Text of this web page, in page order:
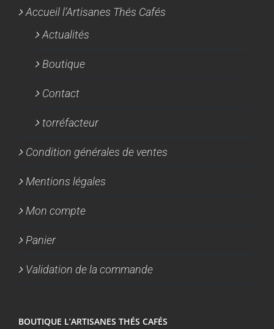
Accueil l’Artisanes Thés Cafés
Actualités
Boutique
Contact
torréfacteur
Condition générales de ventes
Mentions légales
Mon compte
Panier
Validation de la commande
BOUTIQUE L’ARTISANES THÉS CAFÉS